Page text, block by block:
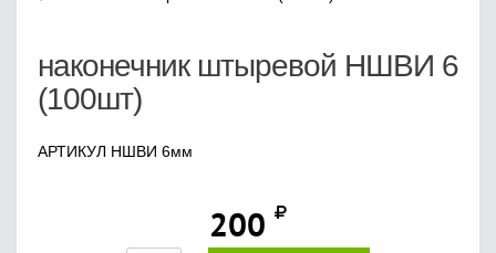
наконечник штыревой НШВИ 6
(100шт)
АРТИКУЛ НШВИ 6мм
200